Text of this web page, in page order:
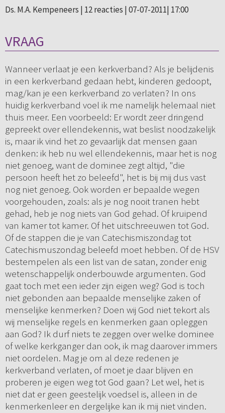
Ds. M.A. Kempeneers | 12 reacties | 07-07-2011| 17:00
VRAAG
Wanneer verlaat je een kerkverband? Als je belijdenis
in een kerkverband gedaan hebt, kinderen gedoopt,
mag/kan je een kerkverband zo verlaten? In ons
huidig kerkverband voel ik me namelijk helemaal niet
thuis meer. Een voorbeeld: Er wordt zeer dringend
gepreekt over ellendekennis, wat beslist noodzakelijk
is, maar ik vind het zo gevaarlijk dat mensen gaan
denken: ik heb nu wel ellendekennis, maar het is nog
niet genoeg, want de dominee zegt altijd, "die
persoon heeft het zo beleefd", het is bij mij dus vast
nog niet genoeg. Ook worden er bepaalde wegen
voorgehouden, zoals: als je nog nooit tranen hebt
gehad, heb je nog niets van God gehad. Of kruipend
van kamer tot kamer. Of het uitschreeuwen tot God.
Of de stappen die je van Catechismiszondag tot
Catechismuszondag beleefd moet hebben. Of de HSV
bestempelen als een list van de satan, zonder enig
wetenschappelijk onderbouwde argumenten. God
gaat toch met een ieder zijn eigen weg? God is toch
niet gebonden aan bepaalde menselijke zaken of
menselijke kenmerken? Doen wij God niet tekort als
wij menselijke regels en kenmerken gaan opleggen
aan God? Ik durf niets te zeggen over welke dominee
of welke kerkganger dan ook, ik mag daarover immers
niet oordelen. Mag je om al deze redenen je
kerkverband verlaten, of moet je daar blijven en
proberen je eigen weg tot God gaan? Let wel, het is
niet dat er geen geestelijk voedsel is, alleen in de
kenmerkenleer en dergelijke kan ik mij niet vinden.